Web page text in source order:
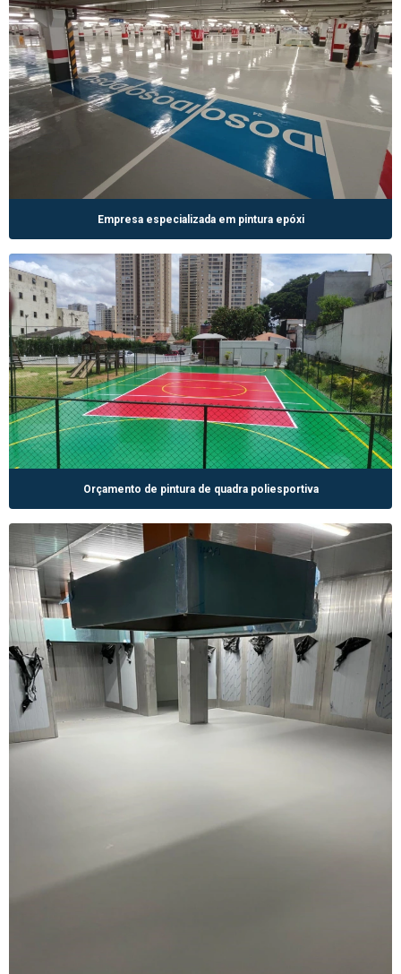
Empresa especializada em pintura epóxi
Orçamento de pintura de quadra poliesportiva